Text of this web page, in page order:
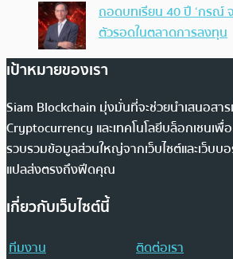
ถอดบทเรียน 40 ปี ‘กรณ์
ตัวรอดในตลาดการลงทุน
เป้าหมายของเรา
Siam Blockchain มุ่งมั่นที่จะช่วยนำเสนอสา
Cryptocurrency และเทคโนโลยีบล็อกเชนเพื่
รวบรวมข้อมูลส่วนใหญ่จากเว็บไซต์และเว็บบ
แปลส่งตรงถึงฟีดคุณ
เกี่ยวกับเว็บไซต์นี้
ทีมงาน
ติดต่อเรา